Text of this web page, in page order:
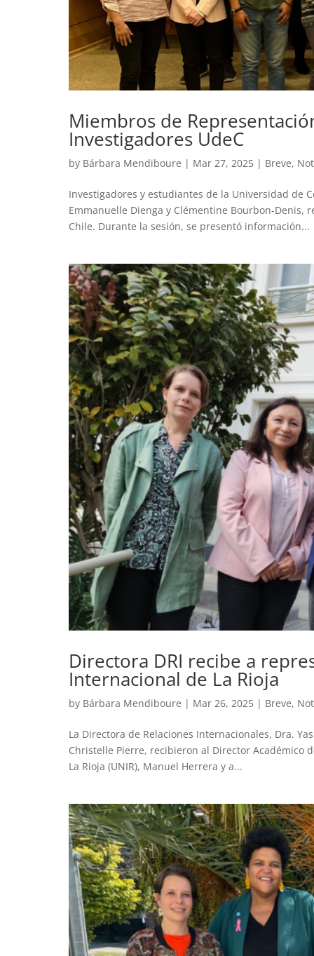
Miembros de
Investigadores UdeC
by Bárbara Mendiboure | Mar 27, 2025 | Breve,
Investigadores y estudiantes de la Universidad de
Emmanuelle Dienga y Clémentine Bourbon-Denis,
Chile. Durante la sesión, se presentó información...
Directora DRI recibe a
Internacional de La Rioja
by Bárbara Mendiboure | Mar 26, 2025 | Breve,
La Directora de Relaciones Internacionales, Dra.
Christelle Pierre, recibieron al Director Académico
La Rioja (UNIR), Manuel Herrera y a...